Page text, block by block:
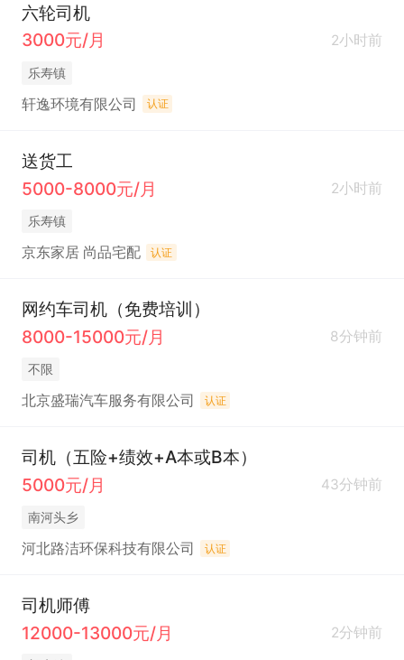
六轮司机
3000元/月
2小时前
乐寿镇
轩逸环境有限公司 认证
送货工
5000-8000元/月
2小时前
乐寿镇
京东家居 尚品宅配 认证
网约车司机（免费培训）
8000-15000元/月
8分钟前
不限
北京盛瑞汽车服务有限公司 认证
司机（五险+绩效+A本或B本）
5000元/月
43分钟前
南河头乡
河北路洁环保科技有限公司 认证
司机师傅
12000-13000元/月
2分钟前